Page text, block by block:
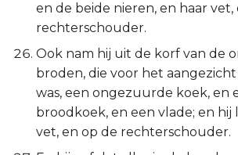
en de beide nieren, en haar vet,
rechterschouder.
Ook nam hij uit de korf van de
broden, die voor het aangezicht
was, een ongezuurde koek, en
broodkoek, en een vlade; en hij
vet, en op de rechterschouder.